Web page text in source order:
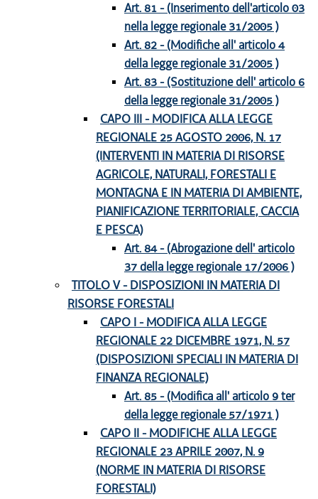
Art. 81 - (Inserimento dell'articolo 03
nella legge regionale 31/2005 )
Art. 82 - (Modifiche all' articolo 4
della legge regionale 31/2005 )
Art. 83 - (Sostituzione dell' articolo 6
della legge regionale 31/2005 )
CAPO III - MODIFICA ALLA LEGGE
REGIONALE 25 AGOSTO 2006, N. 17
(INTERVENTI IN MATERIA DI RISORSE
AGRICOLE, NATURALI, FORESTALI E
MONTAGNA E IN MATERIA DI AMBIENTE,
PIANIFICAZIONE TERRITORIALE, CACCIA
E PESCA)
Art. 84 - (Abrogazione dell' articolo
37 della legge regionale 17/2006 )
TITOLO V - DISPOSIZIONI IN MATERIA DI
RISORSE FORESTALI
CAPO I - MODIFICA ALLA LEGGE
REGIONALE 22 DICEMBRE 1971, N. 57
(DISPOSIZIONI SPECIALI IN MATERIA DI
FINANZA REGIONALE)
Art. 85 - (Modifica all' articolo 9 ter
della legge regionale 57/1971 )
CAPO II - MODIFICHE ALLA LEGGE
REGIONALE 23 APRILE 2007, N. 9
(NORME IN MATERIA DI RISORSE
FORESTALI)